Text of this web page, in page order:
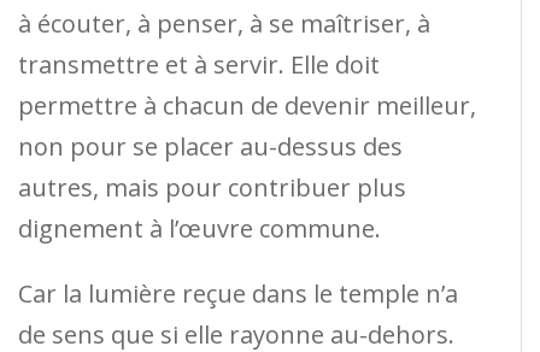
à écouter, à penser, à se maîtriser, à
transmettre et à servir. Elle doit
permettre à chacun de devenir meilleur,
non pour se placer au-dessus des
autres, mais pour contribuer plus
dignement à l’œuvre commune.
Car la lumière reçue dans le temple n’a
de sens que si elle rayonne au-dehors.